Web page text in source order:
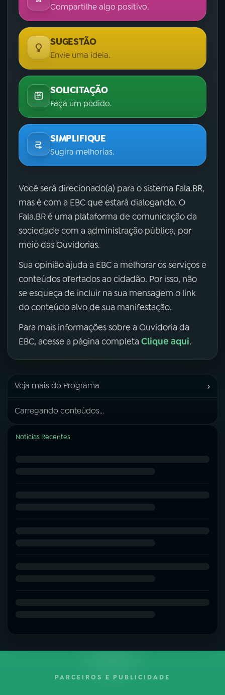
Compartilhe algo positivo.
SUGESTÃO
Envie uma ideia.
SOLICITAÇÃO
Faça um pedido.
SIMPLIFIQUE
Sugira melhorias.
Você será direcionado(a) para o sistema Fala.BR,
mas é com a EBC que estará dialogando. O
Fala.BR é uma plataforma de comunicação da
sociedade com a administração pública, por
meio das Ouvidorias.
Sua opinião ajuda a EBC a melhorar os serviços e
conteúdos ofertados ao cidadão. Por isso, não
se esqueça de incluir na sua mensagem o link
do conteúdo alvo de sua manifestação.
Para mais informações sobre a Ouvidoria da
EBC, acesse a página completa Clique aqui.
Veja mais do Programa ›
Carregando conteúdos...
Notícias Recentes
PARCEIROS E PUBLICIDADE